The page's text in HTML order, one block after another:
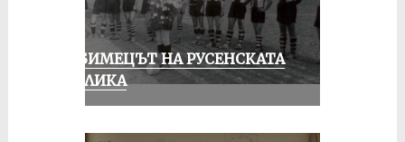
ЛЮБИМЕЦЪТ НА РУСЕНСКАТА
ПУБЛИКА